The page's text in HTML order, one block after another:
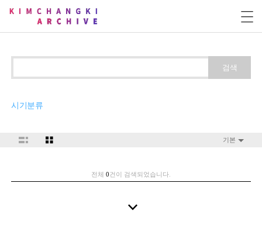
검색
시기분류
기본
전체 0건이 검색되었습니다.